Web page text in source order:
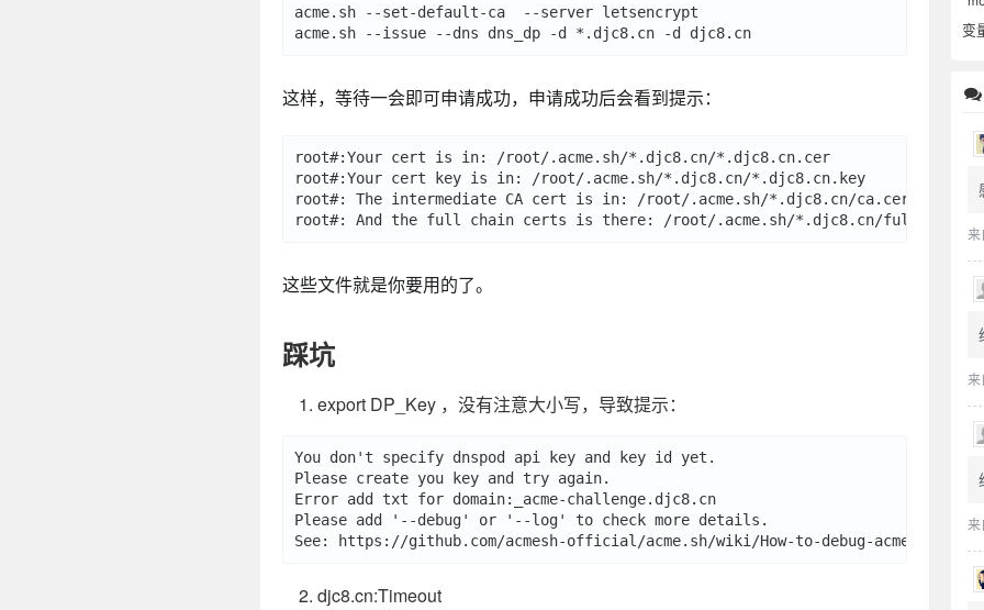
acme.sh --set-default-ca  --server letsencrypt
acme.sh --issue --dns dns_dp -d *.djc8.cn -d djc8.cn
这样，等待一会即可申请成功，申请成功后会看到提示：
root#:Your cert is in: /root/.acme.sh/*.djc8.cn/*.djc8.cn.cer
root#:Your cert key is in: /root/.acme.sh/*.djc8.cn/*.djc8.cn.key
root#: The intermediate CA cert is in: /root/.acme.sh/*.djc8.cn/ca.cer
这些文件就是你要用的了。
踩坑
export DP_Key ，没有注意大小写，导致提示：
You don't specify dnspod api key and key id yet.
Please create you key and try again.
Error add txt for domain:_acme-challenge.djc8.cn
Please add '--debug' or '--log' to check more details.
djc8.cn:Timeout
变